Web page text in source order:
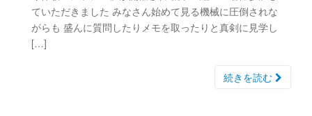
ていただきました みなさん始めて見る機械に圧倒されな
がらも 盛んに質問したりメモを取ったりと真剣に見学し
[…]
続きを読む